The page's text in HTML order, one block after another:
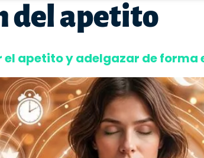
del apetito
apetito y adelgazar de forma